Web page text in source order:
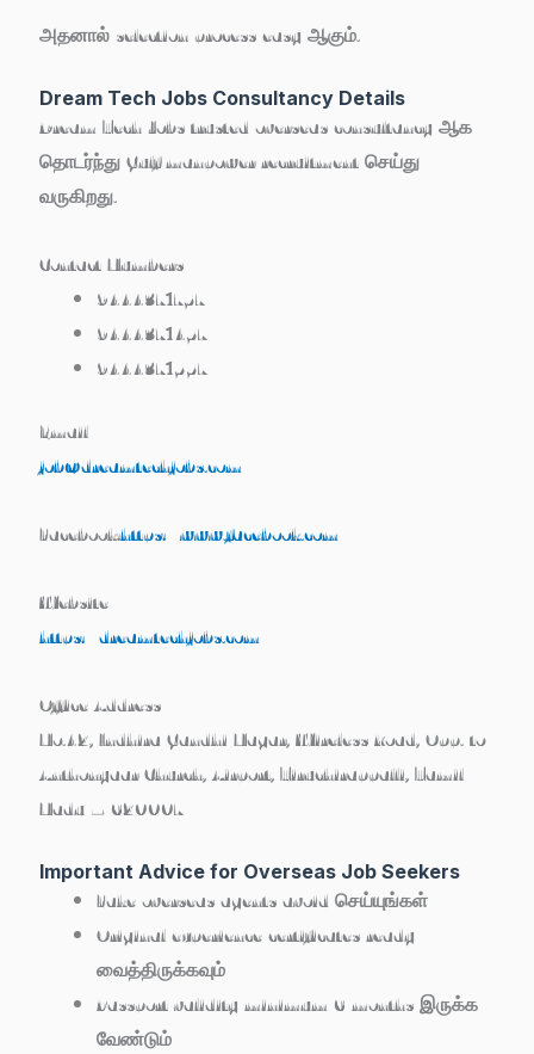
அதனால் selection process easy ஆகும்.
Dream Tech Jobs Consultancy Details
Dream Tech Jobs trusted overseas consultancy ஆக
தொடர்ந்து Gulf manpower recruitment செய்து
வருகிறது.
Contact Numbers
9444371757
9444371457
9444371557
Email
job@dreamtechjobs.com
Facebook:https://www.facebook.com
Website
https://dreamtechjobs.com
Office Address
No.42, Indhira Gandhi Nagar, Wireless Road, Opp. to
Anthonyaar Church, Airport, Tiruchirappalli, Tamil
Nadu – 620007
Important Advice for Overseas Job Seekers
Fake overseas agents avoid செய்யுங்கள்
Original experience certificates ready
வைத்திருக்கவும்
Passport validity minimum 6 months இருக்க
வேண்டும்